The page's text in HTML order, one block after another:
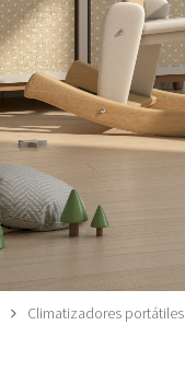
Climatizadores portátiles